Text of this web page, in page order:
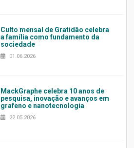
Culto mensal de Gratidão celebra
a família como fundamento da
sociedade
01.06.2026
MackGraphe celebra 10 anos de
pesquisa, inovação e avanços em
grafeno e nanotecnologia
22.05.2026